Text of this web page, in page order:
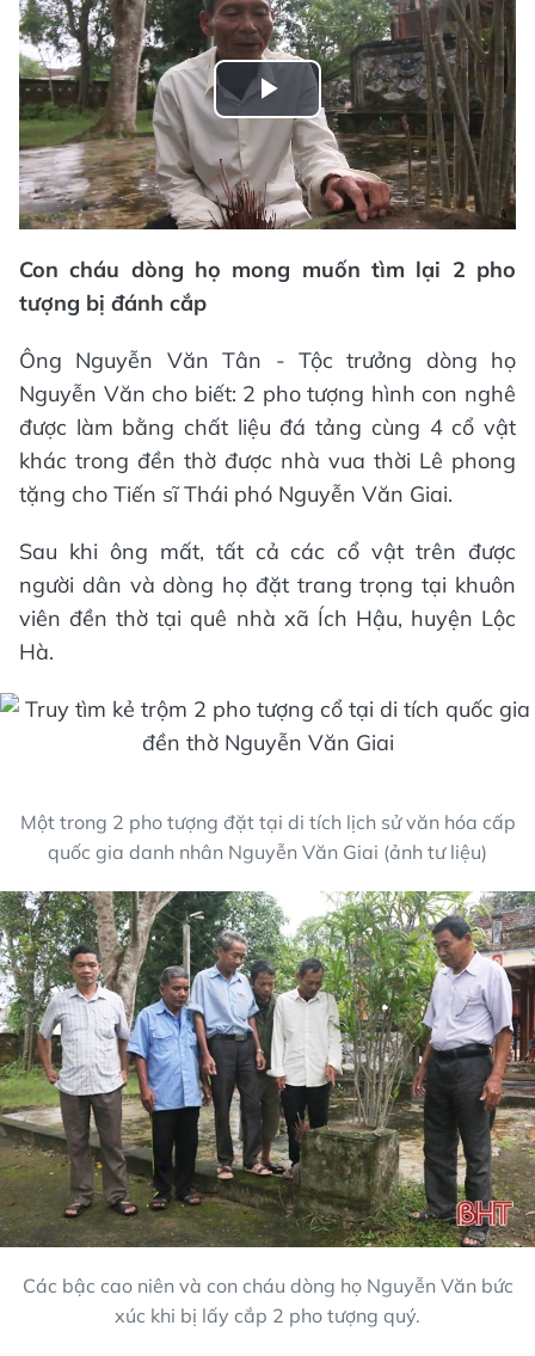
Play
Video
Con cháu dòng họ mong muốn tìm lại 2 pho
tượng bị đánh cắp
Ông Nguyễn Văn Tân - Tộc trưởng dòng họ
Nguyễn Văn cho biết: 2 pho tượng hình con nghê
được làm bằng chất liệu đá tảng cùng 4 cổ vật
khác trong đền thờ được nhà vua thời Lê phong
tặng cho Tiến sĩ Thái phó Nguyễn Văn Giai.
Sau khi ông mất, tất cả các cổ vật trên được
người dân và dòng họ đặt trang trọng tại khuôn
viên đền thờ tại quê nhà xã Ích Hậu, huyện Lộc
Hà.
Một trong 2 pho tượng đặt tại di tích lịch sử văn hóa cấp
quốc gia danh nhân Nguyễn Văn Giai (ảnh tư liệu)
Các bậc cao niên và con cháu dòng họ Nguyễn Văn bức
xúc khi bị lấy cắp 2 pho tượng quý.